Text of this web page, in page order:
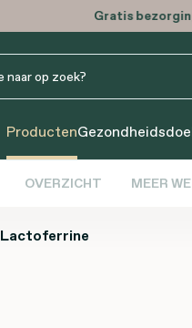
Producten
OVERZICHT MEER
Lactoferrine